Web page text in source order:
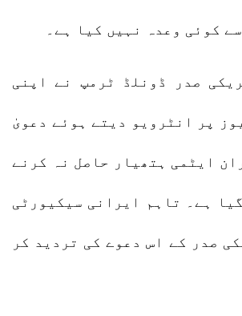
کوئی وعدہ نہیں کیا ہے۔
صدر ڈونلڈ ٹرمپ نے اپنی
پر انٹرویو دیتے ہوئے دعویٰ
ایٹمی ہتھیار حاصل نہ کرنے
ہے۔ تاہم ایرانی سیکیورٹی
صدر کے اس دعوے کی تردید کر